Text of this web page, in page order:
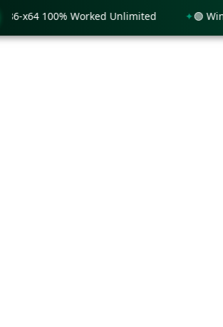
100% Worked Unlimited 🟢 WinRAR